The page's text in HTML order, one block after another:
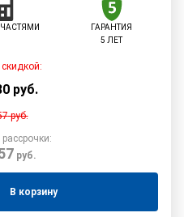
ГАРАНТИЯ
5 ЛЕТ
руб.
руб.
руб.
В корзину